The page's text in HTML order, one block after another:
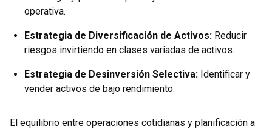
operativa.
Estrategia de Diversificación de Activos: Reducir
riesgos invirtiendo en clases variadas de activos.
Estrategia de Desinversión Selectiva: Identificar y
vender activos de bajo rendimiento.
El equilibrio entre operaciones cotidianas y planificación a